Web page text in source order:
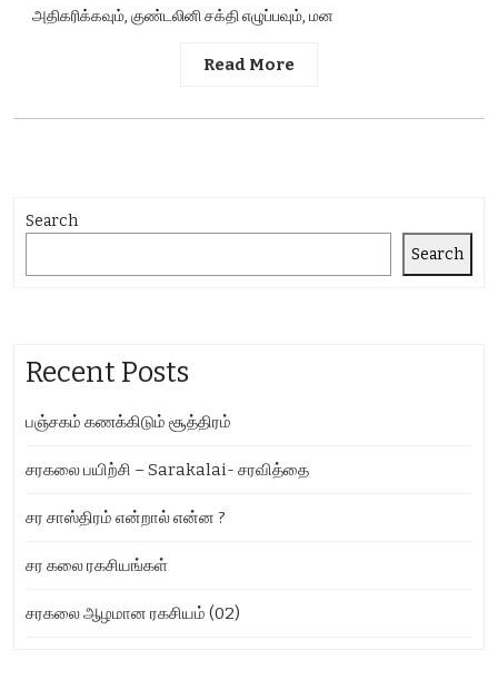
அதிகரிக்கவும், குண்டலினி சக்தி எழுப்பவும், மன
Read More
Search
Search
Recent Posts
பஞ்சகம் கணக்கிடும் சூத்திரம்
சரகலை பயிற்சி – Sarakalai- சரவித்தை
சர சாஸ்திரம் என்றால் என்ன ?
சர கலை ரகசியங்கள்
சரகலை ஆழமான ரகசியம் (02)